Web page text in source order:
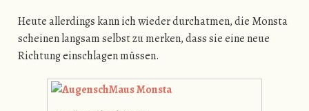
Heute allerdings kann ich wieder durchatmen, die Monsta
scheinen langsam selbst zu merken, dass sie eine neue
Richtung einschlagen müssen.